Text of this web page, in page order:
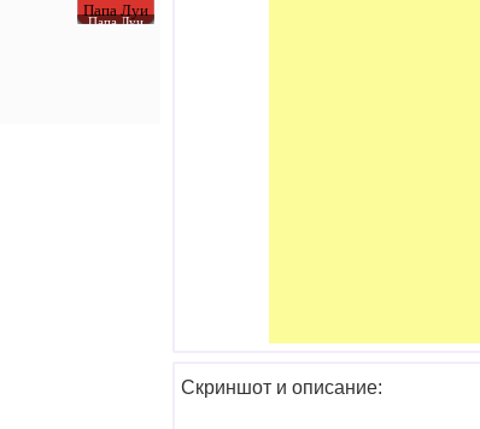
Скриншот и описание:
Папа Луи